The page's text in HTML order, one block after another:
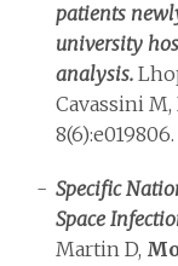
patients
university
analysis.
Cavassini
Specific
Space
Martin D,